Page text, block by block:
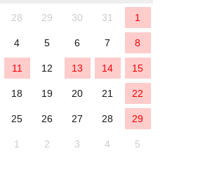
28 29 30 31 1
4 5 6 7 8
11 12 13 14 15
18 19 20 21 22
25 26 27 28 29
1 2 3 4 5